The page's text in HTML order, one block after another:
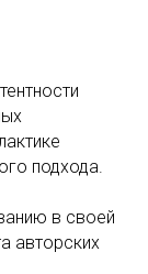
подхода.
в своей
авторских